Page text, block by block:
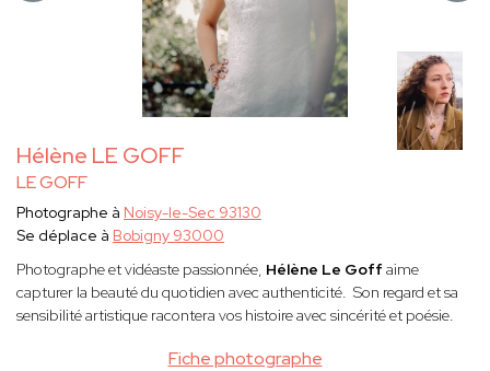
Hélène LE GOFF
LE GOFF
Fiche photographe
Photographe à Noisy-le-Sec 93130
Se déplace à Bobigny 93000
Photographe et vidéaste passionnée, Hélène Le Goff aime
capturer la beauté du quotidien avec authenticité. Son regard et sa
sensibilité artistique racontera vos histoire avec sincérité et poésie.